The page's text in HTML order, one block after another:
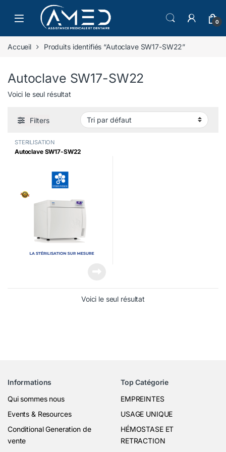
Skip to navigation
Skip to content
0
Accueil Produits identifiés “Autoclave SW17-SW22”
Autoclave SW17-SW22
Voici le seul résultat
Filters
STERILISATION
Autoclave SW17-SW22
Voici le seul résultat
Informations
Qui sommes nous
Events & Resources
Conditional Generation de
vente
Top Catégorie
EMPREINTES
USAGE UNIQUE
HÉMOSTASE ET
RETRACTION